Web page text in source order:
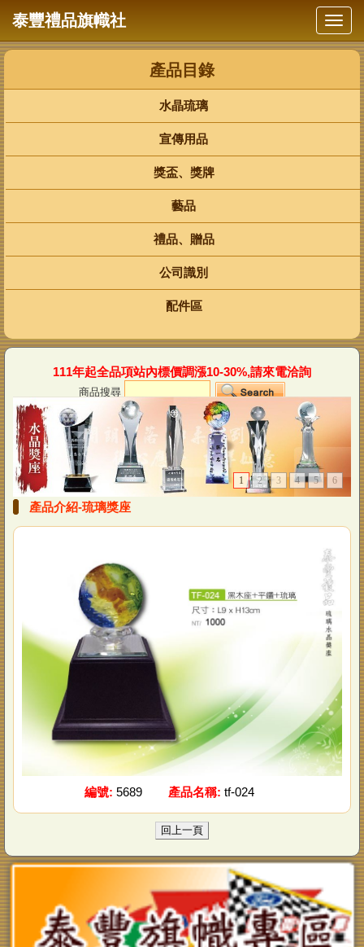
泰豐禮品旗幟社
水晶琉璃
宣傳用品
獎盃、獎牌
藝品
禮品、贈品
公司識別
配件區
111年起全品項站內標價調漲10-30%,請來電洽詢
商品搜尋
1 2 3 4 5 6
產品介紹-琉璃獎座
編號: 5689 產品名稱: tf-024